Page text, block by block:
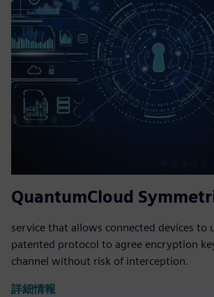
QuantumCloud
service that allows connected devices to
patented protocol to agree encryption
channel without risk of interception.
詳細情報